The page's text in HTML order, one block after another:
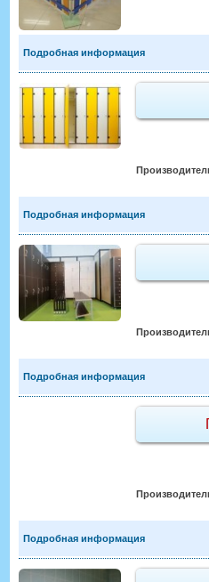
Подробная информация
Подробная информация
Подробная информация
Подробная информация